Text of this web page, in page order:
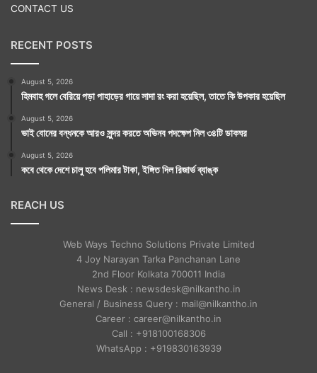
CONTACT US
RECENT POSTS
August 5, 2026
হিমবাহ গলে বেরিয়ে পড়া পাহাড়ের গায়ে সাদা রং করা হয়েছিল, তাতে কি উপকার হয়েছিল
August 5, 2026
ভাই বোনের বন্ধনকে আরও সুন্দর করতে অভিনব পদক্ষেপ নিল ৩৪টি ডাকঘর
August 5, 2026
কবে থেকে দেশে চালু হবে পলিমার টাকা, ইঙ্গিত দিল রিজার্ভ ব্যাঙ্ক
REACH US
Web Ways Techno Solutions Private Limited
4 Joy Narayan Tarka Panchanan Lane
2nd Floor Kolkata 700011 India
News Desk : newsdesk@nilkantho.in
General / Business Query : mail@nilkantho.in
Career : career@nilkantho.in
Call : +918100168306
WhatsApp : +919830163939